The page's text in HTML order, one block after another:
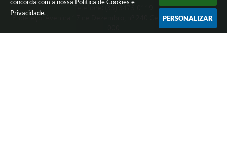
Privacidade.
PERSONALIZAR
Telefone: (35) 3475-0119
Endereço: Avenida 17 de Dezembro, nº 240 Centro | CEP: 37280-